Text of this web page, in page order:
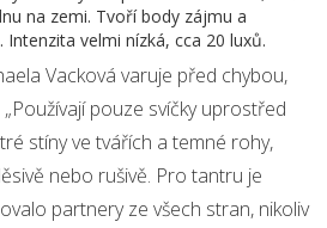
na zemi. Tvoří body zájmu a
velmi nízká, cca 20 luxů.
Vacková varuje před chybou,
pouze svíčky uprostřed
stíny ve tvářích a temné rohy,
nebo rušivě. Pro tantru je
partnery ze všech stran, nikoliv